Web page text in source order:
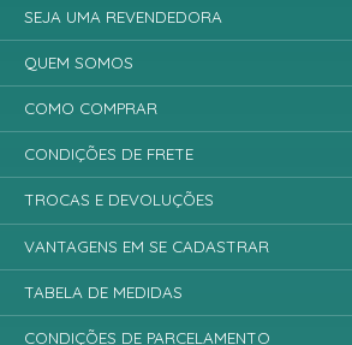
SEJA UMA REVENDEDORA
QUEM SOMOS
COMO COMPRAR
CONDIÇÕES DE FRETE
TROCAS E DEVOLUÇÕES
VANTAGENS EM SE CADASTRAR
TABELA DE MEDIDAS
CONDIÇÕES DE PARCELAMENTO